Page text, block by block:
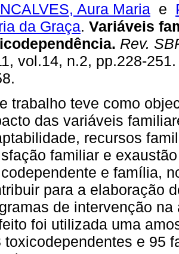
Aura Maria e
da Graça. Variáveis
. Rev.
vol.14, n.2, pp.228-
trabalho teve como
das variáveis
recursos
familiar e
e família,
para a elaboração
de intervenção
foi utilizada uma
toxicodependentes e 95